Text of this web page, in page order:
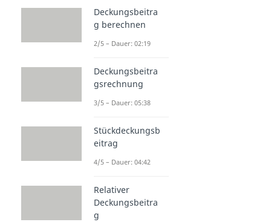
Deckungsbeitra
g berechnen
2/5 – Dauer: 02:19
Deckungsbeitra
gsrechnung
3/5 – Dauer: 05:38
Stückdeckungsb
eitrag
4/5 – Dauer: 04:42
Relativer
Deckungsbeitra
g